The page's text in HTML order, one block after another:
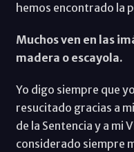
hemos encontrado la
Muchos ven en las
madera o escayola.
Yo digo siempre que
resucitado gracias a
de la Sentencia y a mi
considerado siempre